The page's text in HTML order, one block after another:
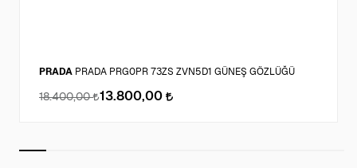
PRADA PRADA PRG0PR 73ZS ZVN5D1 GÜNEŞ GÖZLÜĞÜ
18.400,00 13.800,00